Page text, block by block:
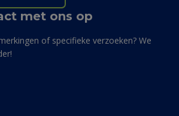
met ons op
of specifieke verzoeken? We